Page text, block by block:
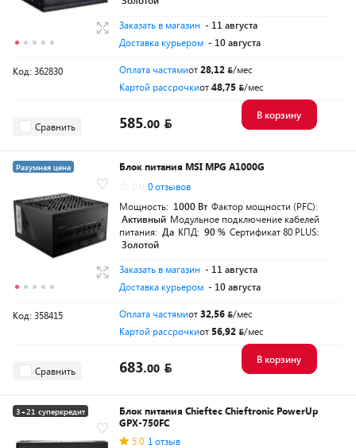
Заказать в магазин - 11 августа
Доставка курьером - 10 августа
Код: 362830 Оплата частямиот28,12
/мес
Картой рассрочкиот48,75 /мес
Сравнить 585.00
В корзину
Разумная цена
Блок питания MSI MPG A1000G
0 отзывов
Мощность: 1000 Вт Фактор мощности (PFC):
Активный Модульное подключение кабелей
питания: Да КПД: 90 % Сертификат 80 PLUS:
Золотой
Заказать в магазин - 11 августа
Доставка курьером - 10 августа
Код: 358415 Оплата частямиот32,56
/мес
Картой рассрочкиот 56,92 /мес
Сравнить 683.00
В корзину
3+21 суперкредит
Блок питания Chieftec Chieftronic PowerUp
GPX-750FC
5.0 1 отзыв